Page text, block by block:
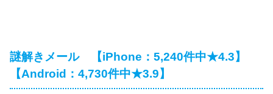
謎解きメール 【iPhone：5,240件中★4.3】
【Android：4,730件中★3.9】